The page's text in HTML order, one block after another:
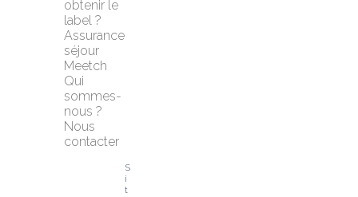
obtenir le
label ?
Assurance
séjour
Meetch
Qui
sommes-
nous ?
Nous
contacter
S
i
t